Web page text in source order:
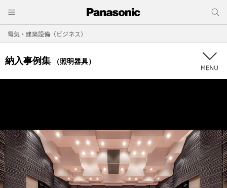
電気・建築設備（ビジネス）
納入事例集 （照明器具）